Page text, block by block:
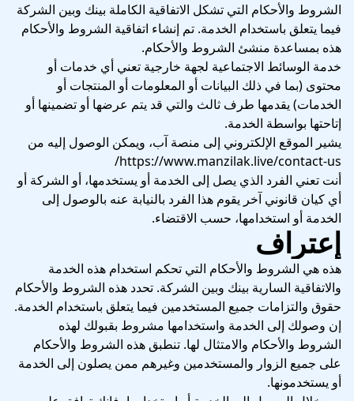
الشروط والأحكام التي تشكل الاتفاقية الكاملة بينك وبين الشركة
فيما يتعلق باستخدام الخدمة. تم إنشاء اتفاقية الشروط والأحكام
هذه بمساعدة منشئ الشروط والأحكام.
خدمة الوسائط الاجتماعية لجهة خارجية تعني أي خدمات أو
محتوى (بما في ذلك البيانات أو المعلومات أو المنتجات أو
الخدمات) يقدمها طرف ثالث والتي قد يتم عرضها أو تضمينها أو
إتاحتها بواسطة الخدمة.
يشير الموقع الإلكتروني إلى منصة آب، ويمكن الوصول إليه من
https://www.manzilak.live/contact-us/
أنت تعني الفرد الذي يصل إلى الخدمة أو يستخدمها، أو الشركة أو
أي كيان قانوني آخر يقوم هذا الفرد بالنيابة عنه بالوصول إلى
الخدمة أو استخدامها، حسب الاقتضاء.
إعتراف
هذه هي الشروط والأحكام التي تحكم استخدام هذه الخدمة
والاتفاقية السارية بينك وبين الشركة. تحدد هذه الشروط والأحكام
حقوق والتزامات جميع المستخدمين فيما يتعلق باستخدام الخدمة.
إن وصولك إلى الخدمة واستخدامها مشروط بقبولك لهذه
الشروط والأحكام والامتثال لها. تنطبق هذه الشروط والأحكام
على جميع الزوار والمستخدمين وغيرهم ممن يصلون إلى الخدمة
أو يستخدمونها.